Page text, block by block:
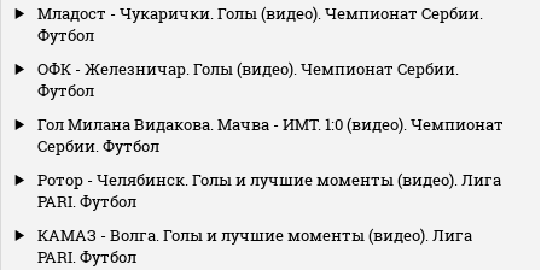
Младост - Чукарички. Голы (видео). Чемпионат Сербии.
Футбол
ОФК - Железничар. Голы (видео). Чемпионат Сербии.
Футбол
Гол Милана Видакова. Мачва - ИМТ. 1:0 (видео). Чемпионат
Сербии. Футбол
Ротор - Челябинск. Голы и лучшие моменты (видео). Лига
PARI. Футбол
КАМАЗ - Волга. Голы и лучшие моменты (видео). Лига
PARI. Футбол